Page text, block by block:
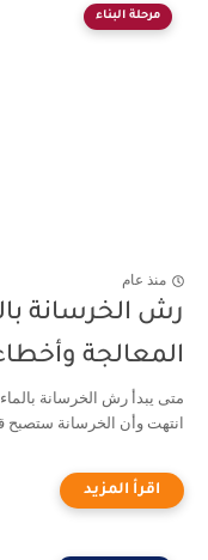
مرحلة البناء
منذ عام
رش الخرسانة
المعالجة
متى يبدأ رش الخرسانة
انتهت وأن الخرسانة ستصبح